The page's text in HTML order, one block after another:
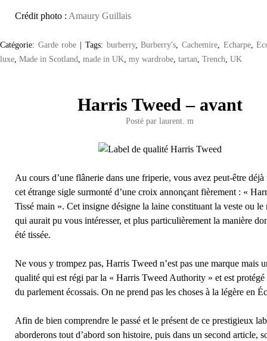
Crédit photo : Amaury Guillais
Catégorie: Garde robe | Tags: burberry,Burberry's, Cachemire, Echarpe,
luxe, Made in Scotland, made in UK, my wardrobe, tartan, Trench, UK
Harris Tweed – avant
Posté par laurent. m
Au cours d’une flânerie dans une friperie, vous avez peut-être déjà
cet étrange sigle surmonté d’une croix annonçant fièrement : «
Tissé main ». Cet insigne désigne la laine constituant la veste ou le
qui aurait pu vous intéresser, et plus particulièrement la manière
été tissée.
Ne vous y trompez pas, Harris Tweed n’est pas une marque mais
qualité qui est régi par la « Harris Tweed Authority » et est protégé
du parlement écossais. On ne prend pas les choses à la légère en
Afin de bien comprendre le passé et le présent de ce prestigieux
aborderons tout d’abord son histoire, puis dans un second article,